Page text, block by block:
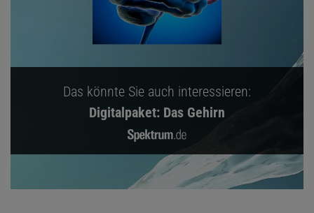
Das könnte Sie auch interessieren:
Digitalpaket: Das Gehirn